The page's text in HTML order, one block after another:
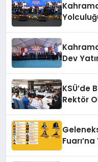
Dev
KSÜ’de
Rektör